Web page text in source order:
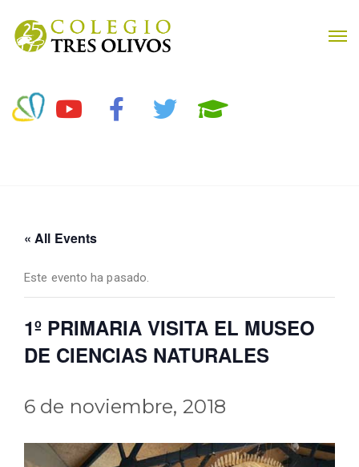
« All Events
Este evento ha pasado.
1º PRIMARIA VISITA EL MUSEO
DE CIENCIAS NATURALES
6 de noviembre, 2018